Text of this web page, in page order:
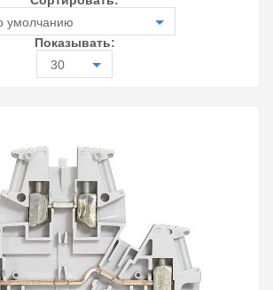
умолчанию
Показывать:
30